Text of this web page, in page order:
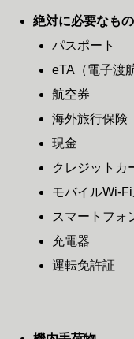
絶対に必要なもの
パスポート
eTA（電子渡
航空券
海外旅行保険
現金
クレジットカ
モバイルWi-
スマートフォ
充電器
運転免許証